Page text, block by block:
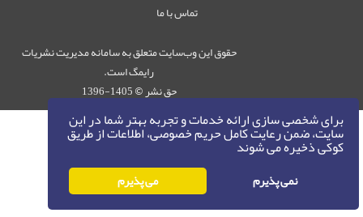
برای شخصی سازی ارائه خدمات و تجربه بهتر شما در این
سایت، ضمن رعایت کامل حریم خصوصی، اطلاعات از طریق
کوکی ذخیره می شوند
نمی پذیرم می پذیرم
تماس با ما
حقوق این وب‌سایت متعلق به سامانه مدیریت نشریات
رایمگ است.
حق نشر ©
1405-1396